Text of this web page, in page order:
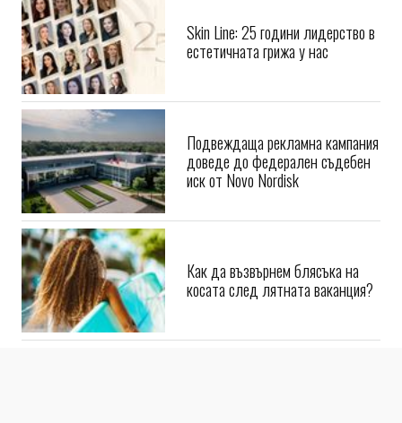
Skin Line: 25 години лидерство в
естетичната грижа у нас
Подвеждаща рекламна кампания
доведе до федерален съдебен
иск от Novo Nordisk
Как да възвърнем блясъка на
косата след лятната ваканция?